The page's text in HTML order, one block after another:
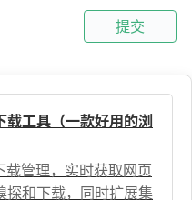
提交
工具（一款好用的浏
管理，实时获取网页
探和下载，同时扩展集